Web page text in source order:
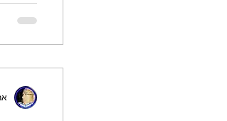
זיגדון